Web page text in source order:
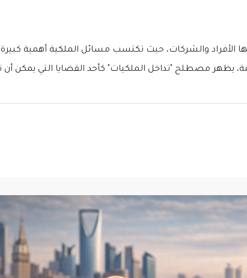
الأفراد والشركات، حيث تكتسب مسائل الملكية أهمية
يظهر مصطلح "تداخل الملكيات" كأحد القضايا التي يمكن